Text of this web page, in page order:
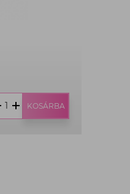
KOSÁRBA